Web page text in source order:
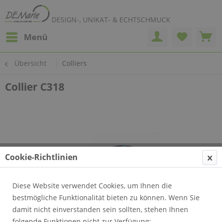
DESIGN-, UNIKAT- & ECHTSCHMUCK
Menü
Übersicht Colliers
Collier C318
Cookie-Richtlinien
Diese Website verwendet Cookies, um Ihnen die
bestmögliche Funktionalität bieten zu können. Wenn Sie
damit nicht einverstanden sein sollten, stehen Ihnen